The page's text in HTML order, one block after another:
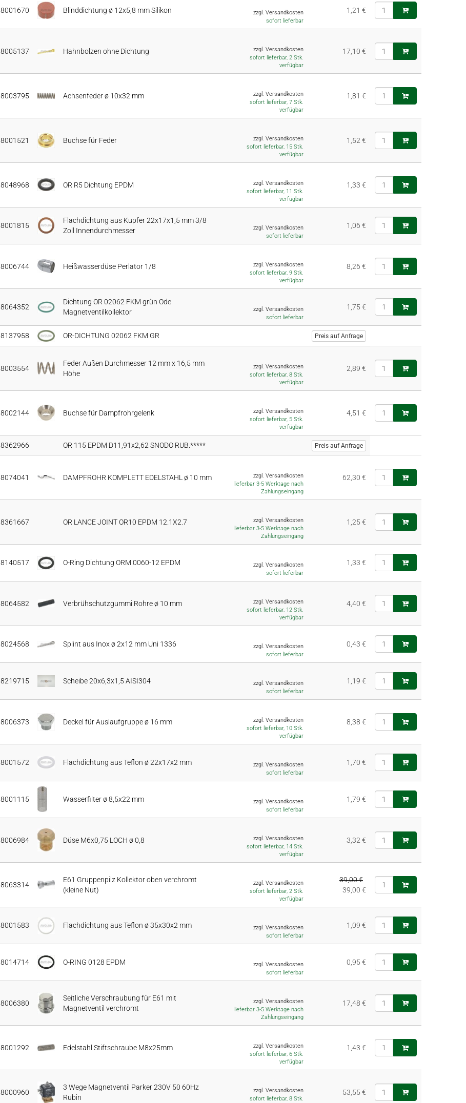
8001670 Blinddichtung ø 12x5,8 mm Silikon
zzgl. Versandkosten
sofort lieferbar
1,21 €
8005137 Hahnbolzen ohne Dichtung
zzgl. Versandkosten
sofort lieferbar, 2 Stk.
verfügbar
17,10 €
8003795 Achsenfeder ø 10x32 mm
zzgl. Versandkosten
sofort lieferbar, 7 Stk.
verfügbar
1,81 €
8001521 Buchse für Feder
zzgl. Versandkosten
sofort lieferbar, 15 Stk.
verfügbar
1,52 €
8048968 OR R5 Dichtung EPDM
zzgl. Versandkosten
sofort lieferbar, 11 Stk.
verfügbar
1,33 €
8001815
Flachdichtung aus Kupfer 22x17x1,5 mm 3/8
Zoll Innendurchmesser
zzgl. Versandkosten
sofort lieferbar
1,06 €
8006744 Heißwasserdüse Perlator 1/8
zzgl. Versandkosten
sofort lieferbar, 9 Stk.
verfügbar
8,26 €
8064352
Dichtung OR 02062 FKM grün Ode
Magnetventilkollektor
zzgl. Versandkosten
sofort lieferbar
1,75 €
8137958 OR-DICHTUNG 02062 FKM GR Preis auf Anfrage
8003554
Feder Außen Durchmesser 12 mm x 16,5 mm
Höhe
zzgl. Versandkosten
sofort lieferbar, 8 Stk.
verfügbar
2,89 €
8002144 Buchse für Dampfrohrgelenk
zzgl. Versandkosten
sofort lieferbar, 5 Stk.
verfügbar
4,51 €
8362966 OR 115 EPDM D11,91x2,62 SNODO RUB.***** Preis auf Anfrage
8074041 DAMPFROHR KOMPLETT EDELSTAHL ø 10 mm
zzgl. Versandkosten
lieferbar 3-5 Werktage nach
Zahlungseingang
62,30 €
8361667 OR LANCE JOINT OR10 EPDM 12.1X2.7
zzgl. Versandkosten
lieferbar 3-5 Werktage nach
Zahlungseingang
1,25 €
8140517 O-Ring Dichtung ORM 0060-12 EPDM
zzgl. Versandkosten
sofort lieferbar
1,33 €
8064582 Verbrühschutzgummi Rohre ø 10 mm
zzgl. Versandkosten
sofort lieferbar, 12 Stk.
verfügbar
4,40 €
8024568 Splint aus Inox ø 2x12 mm Uni 1336
zzgl. Versandkosten
sofort lieferbar
0,43 €
8219715 Scheibe 20x6,3x1,5 AISI304
zzgl. Versandkosten
sofort lieferbar
1,19 €
8006373 Deckel für Auslaufgruppe ø 16 mm
zzgl. Versandkosten
sofort lieferbar, 10 Stk.
verfügbar
8,38 €
8001572 Flachdichtung aus Teflon ø 22x17x2 mm
zzgl. Versandkosten
sofort lieferbar
1,70 €
8001115 Wasserfilter ø 8,5x22 mm
zzgl. Versandkosten
sofort lieferbar
1,79 €
8006984 Düse M6x0,75 LOCH ø 0,8
zzgl. Versandkosten
sofort lieferbar, 14 Stk.
verfügbar
3,32 €
8063314
E61 Gruppenpilz Kollektor oben verchromt
(kleine Nut)
zzgl. Versandkosten
sofort lieferbar, 2 Stk.
verfügbar
39,00 €
39,00 €
8001583 Flachdichtung aus Teflon ø 35x30x2 mm
zzgl. Versandkosten
sofort lieferbar
1,09 €
8014714 O-RING 0128 EPDM
zzgl. Versandkosten
sofort lieferbar
0,95 €
8006380
Seitliche Verschraubung für E61 mit
Magnetventil verchromt
zzgl. Versandkosten
lieferbar 3-5 Werktage nach
Zahlungseingang
17,48 €
8001292 Edelstahl Stiftschraube M8x25mm
zzgl. Versandkosten
sofort lieferbar, 6 Stk.
verfügbar
1,43 €
8000960
3 Wege Magnetventil Parker 230V 50 60Hz
Rubin
zzgl. Versandkosten
sofort lieferbar, 8 Stk.
53,55 €